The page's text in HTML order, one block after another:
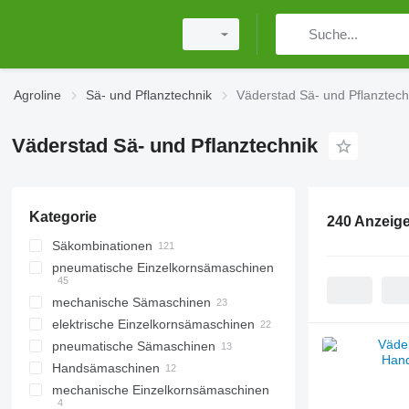
Agroline Sä- und Pflanztechnik Väderstad Sä- und
Väderstad Sä- und Pflanztechnik
Kategorie
Säkombinationen
pneumatische Einzelkornsämaschinen
mechanische Sämaschinen
elektrische Einzelkornsämaschinen
pneumatische Sämaschinen
Handsämaschinen
mechanische Einzelkornsämaschinen
240